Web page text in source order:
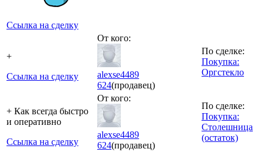
Ссылка на сделку
+
Ссылка на сделку
От кого:
alexse4489
624(продавец)
По сделке:
Покупка:
Оргстекло
+ Как всегда быстро
и оперативно
Ссылка на сделку
От кого:
alexse4489
624(продавец)
По сделке:
Покупка:
Столешница
(остаток)